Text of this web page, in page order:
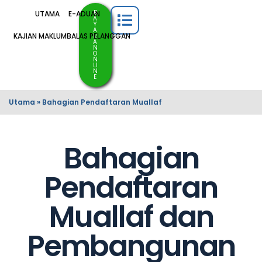
UTAMA E-ADUAN
KAJIAN MAKLUMBALAS PELANGGAN
B
A
Y
A
R
A
N
O
N
LI
N
E
Utama » Bahagian Pendaftaran Muallaf
Bahagian
Pendaftaran
Muallaf dan
Pembangunan